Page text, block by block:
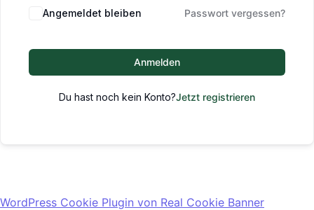
Angemeldet bleiben Passwort vergessen?
Anmelden
Du hast noch kein Konto?Jetzt registrieren
WordPress Cookie Plugin von Real Cookie Banner